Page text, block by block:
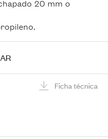
20 mm o
Ficha técnica